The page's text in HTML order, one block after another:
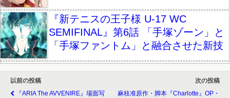
『新テニスの王子様 U-17 WC
SEMIFINAL』第6話 「手塚ゾーン」と
「手塚ファントム」と融合させた新技
以前の投稿
『ARIA The AVVENIRE』場面写
次の投稿
麻枝准原作・脚本『Charlotte』OP・